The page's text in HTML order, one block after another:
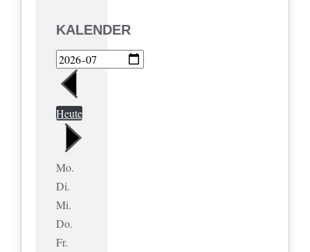
KALENDER
Heute
Mo.
Di.
Mi.
Do.
Fr.